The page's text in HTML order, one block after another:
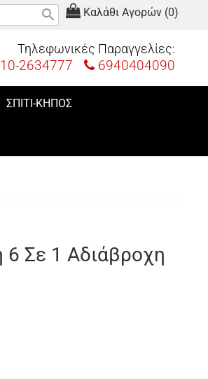
Καλάθι Αγορών (0)
search
Τηλεφωνικές Παραγγελίες:
2634777 6940404090
ΣΠΙΤΙ-ΚΗΠΟΣ
Σε 1 Αδιάβροχη